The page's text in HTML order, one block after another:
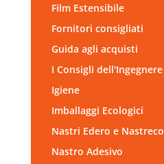
Film Estensibile
Fornitori consigliati
Guida agli acquisti
I Consigli dell'Ingegnere
Igiene
Imballaggi Ecologici
Nastri Edero e Nastreco
Nastro Adesivo